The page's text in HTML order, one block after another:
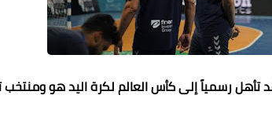
تأهل رسمياً إلى كأس العالم لكرة اليد هو